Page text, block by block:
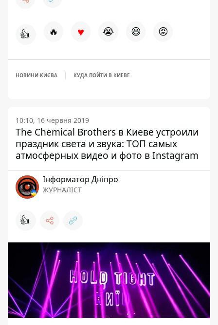
👍 🔥 ♥ 😭 😆 😡
НОВИНИ КИЄВА КУДА ПОЙТИ В КИЕВЕ
10:10, 16 червня 2019
The Chemical Brothers в Киеве устроили
праздник света и звука: ТОП самых
атмосферных видео и фото в Instagram
Інформатор Дніпро
ЖУРНАЛІСТ
👍